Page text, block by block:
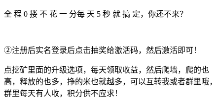
全 程 0 搂 不 花 一 分每 天 5 秒 就 搞 定，你还不来？
②注册后实名登录后点击抽奖给激活码，然后激活即可！
点挖矿里面的升级选项，每天领取收益，然后爬墙，爬的也
高，释放的也多，挣的米也就越多，可以互转我或者群里哦，
群里每天有人收，积分供不应求！